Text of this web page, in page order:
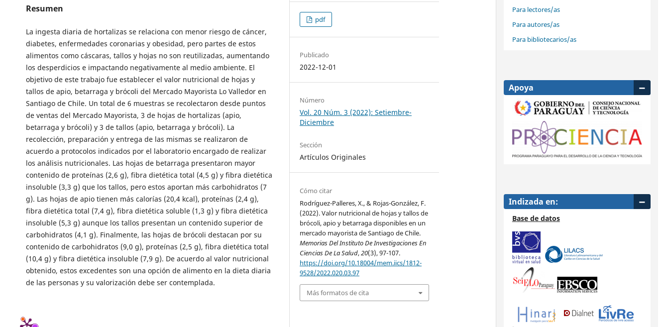
Resumen
La ingesta diaria de hortalizas se relaciona con menor riesgo de cáncer,
diabetes, enfermedades coronarias y obesidad, pero partes de estos
alimentos como cáscaras, tallos y hojas no son reutilizadas, aumentando
los desperdicios e impactando negativamente al medio ambiente. El
objetivo de este trabajo fue establecer el valor nutricional de hojas y
tallos de apio, betarraga y brócoli del Mercado Mayorista Lo Valledor en
Santiago de Chile. Un total de 6 muestras se recolectaron desde puntos
de ventas del Mercado Mayorista, 3 de hojas de hortalizas (apio,
betarraga y brócoli) y 3 de tallos (apio, betarraga y brócoli). La
recolección, preparación y entrega de las mismas se realizaron de
acuerdo a protocolos indicados por el laboratorio encargado de realizar
los análisis nutricionales. Las hojas de betarraga presentaron mayor
contenido de proteínas (2,6 g), fibra dietética total (4,5 g) y fibra dietética
insoluble (3,3 g) que los tallos, pero estos aportan más carbohidratos (7
g). Las hojas de apio tienen más calorías (20,4 kcal), proteínas (2,4 g),
fibra dietética total (7,4 g), fibra dietética soluble (1,3 g) y fibra dietética
insoluble (5,3 g) aunque los tallos presentan un contenido superior de
carbohidratos (4,1 g). Finalmente, las hojas de brócoli destacan por su
contenido de carbohidratos (9,0 g), proteínas (2,5 g), fibra dietética total
(10,4 g) y fibra dietética insoluble (7,9 g). De acuerdo al valor nutricional
obtenido, estos excedentes son una opción de alimento en la dieta diaria
de las personas y su valorización debe ser contemplada.
pdf
Publicado
2022-12-01
Número
Vol. 20 Núm. 3 (2022): Setiembre-
Diciembre
Sección
Artículos Originales
Cómo citar
Rodríguez-Palleres, X., & Rojas-González, F.
(2022). Valor nutricional de hojas y tallos de
brócoli, apio y betarraga disponibles en un
mercado mayorista de Santiago de Chile.
Memorias Del Instituto De Investigaciones En
Ciencias De La Salud,20(3), 97-107.
https://doi.org/10.18004/mem.iics/1812-
9528/2022.020.03.97
Más formatos de cita
Para lectores/as
Para autores/as
Para bibliotecarios/as
Apoya
Indizada en:
Base de datos